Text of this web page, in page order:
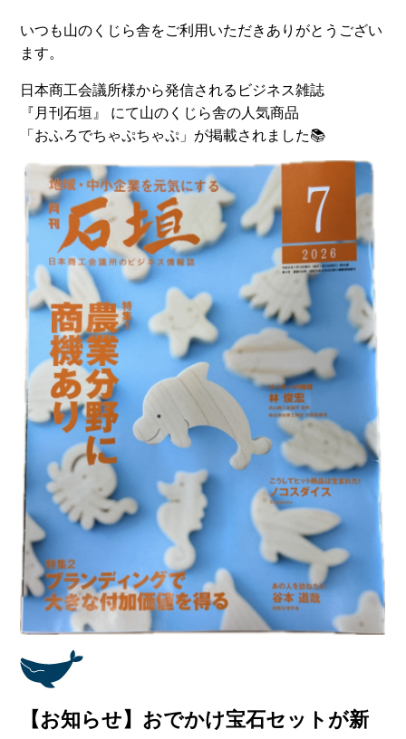
いつも山のくじら舎をご利用いただきありがとうござい
ます。
日本商工会議所様から発信されるビジネス雑誌
『月刊石垣』 にて山のくじら舎の人気商品
「おふろでちゃぷちゃぷ」が掲載されました📚
【お知らせ】おでかけ宝石セットが新